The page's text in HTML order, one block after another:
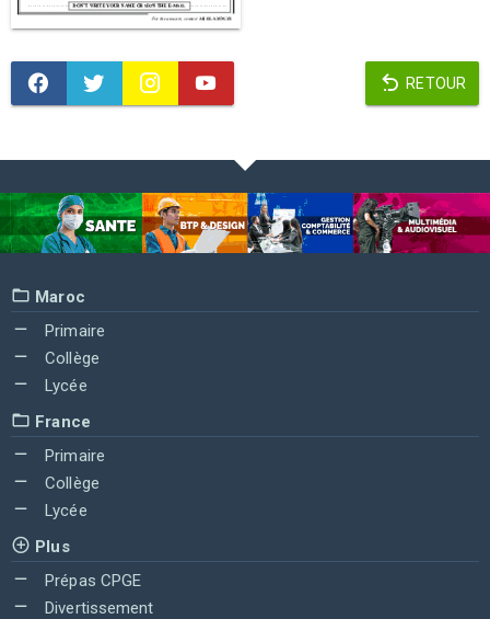
RETOUR
Maroc
Primaire
Collège
Lycée
France
Primaire
Collège
Lycée
Plus
Prépas CPGE
Divertissement